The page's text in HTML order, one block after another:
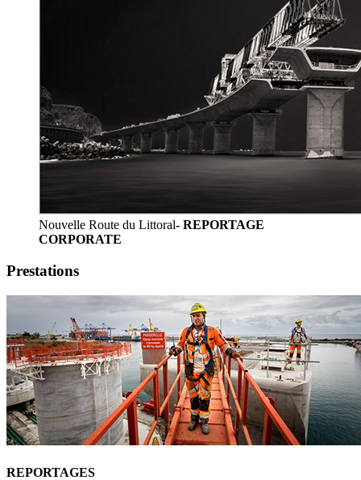
Nouvelle Route du Littoral- REPORTAGE
CORPORATE
Prestations
REPORTAGES